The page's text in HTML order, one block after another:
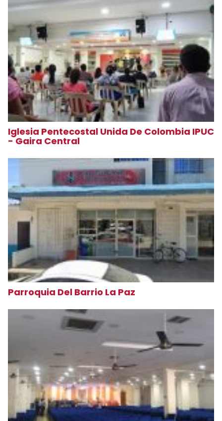
Iglesia Pentecostal Unida De Colombia IPUC
- Gaira Central
Parroquia Del Barrio La Paz